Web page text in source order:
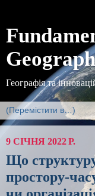
Географія та
9 СІЧНЯ 2022 Р.
Що
простору-